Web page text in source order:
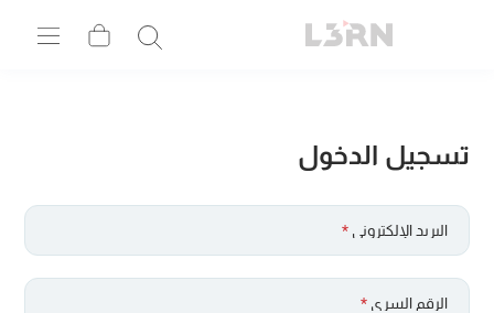
تسجيل الدخول
البريد الإلكتروني *
الرقم السري *